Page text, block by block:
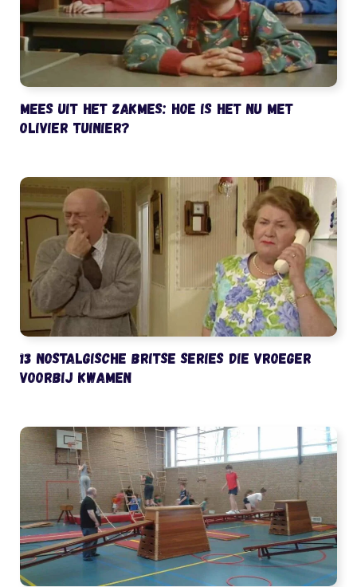
Mees uit het Zakmes: hoe is het nu met
Olivier Tuinier?
13 nostalgische Britse series die vroeger
voorbij kwamen